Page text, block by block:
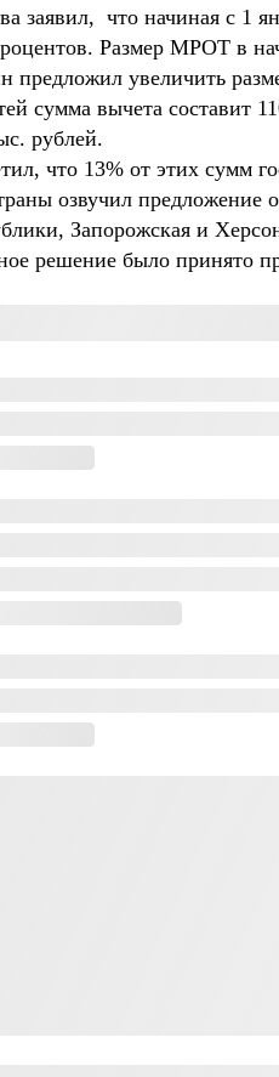
заявил, что начиная с 1
Размер МРОТ в
увеличить
сумма вычета составит
рублей.
что 13% от этих сумм
озвучил
Запорожская и
решение было принято